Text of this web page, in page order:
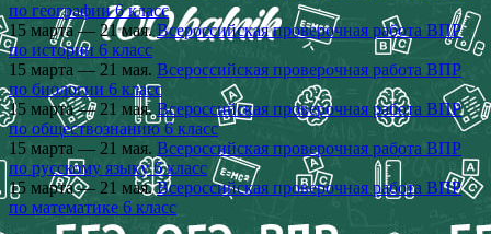
по географии 6 класс
15 марта — 21 мая.Всероссийская проверочная работа ВПР
по истории 6 класс
15 марта — 21 мая. Всероссийская проверочная работа ВПР
по биологии 6 класс
15 марта — 21 мая.Всероссийская проверочная работа ВПР
по обществознанию 6 класс
15 марта — 21 мая. Всероссийская проверочная работа ВПР
по русскому языку 6 класс
15 марта — 21 мая.Всероссийская проверочная работа ВПР
по математике 6 класс